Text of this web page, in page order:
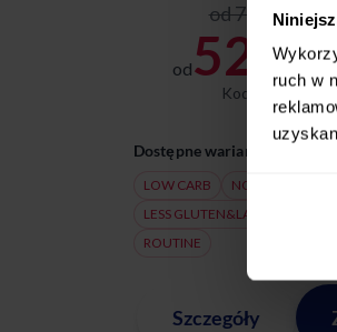
ruch w
od 75,00 zł /
od52,50
Kod:
Dostępne warianty:
LOW CARB NO MEAT
LESS GLUTEN&LACTOSE
ROUTINE
Szczegóły